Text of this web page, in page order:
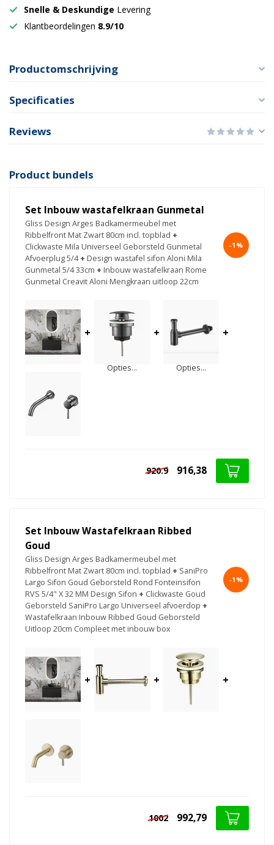
Snelle & Deskundige Levering
Klantbeordelingen 8.9/10
Productomschrijving
Specificaties
Reviews
Product bundels
Set Inbouw wastafelkraan Gunmetal
Gliss Design Arges Badkamermeubel met
Ribbelfront Mat Zwart 80cm incl. topblad +
Clickwaste Mila Universeel Geborsteld Gunmetal
Afvoerplug 5/4 + Design wastafel sifon Aloni Mila
Gunmetal 5/4 33cm + Inbouw wastafelkraan Rome
Gunmetal Creavit Aloni Mengkraan uitloop 22cm
-1%
+
Opties...
+
Opties...
+
920.9 916,38
Set Inbouw Wastafelkraan Ribbed
Goud
Gliss Design Arges Badkamermeubel met
Ribbelfront Mat Zwart 80cm incl. topblad + SaniPro
Largo Sifon Goud Geborsteld Rond Fonteinsifon
RVS 5/4" X 32 MM Design Sifon + Clickwaste Goud
Geborsteld SaniPro Largo Universeel afvoerdop +
Wastafelkraan Inbouw Ribbed Goud Geborsteld
Uitloop 20cm Compleet met inbouw box
-1%
+ + +
1002 992,79